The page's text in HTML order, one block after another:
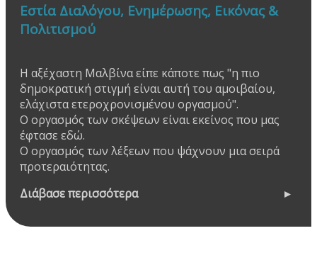
Εστία Διαλόγου, Ενημέρωσης, Εικόνας &
Πολιτισμού
Η αξέχαστη Μαλβίνα είπε κάποτε πως "η πιο
δημοκρατική στιγμή είναι αυτή του αμοιβαίου,
ελάχιστα ετεροχρονισμένου οργασμού".
Ο οργασμός των σκέψεων είναι εκείνος που μας
έφτασε εδώ.
Ο οργασμός των λέξεων που ψάχνουν μια σειρά
προτεραιότητας.
Διάβασε περισσότερα